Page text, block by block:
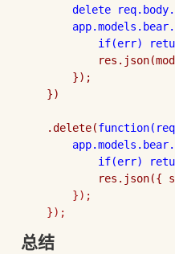
delete
if(err)
        });
    })
    .delete(
function
if(err)
res.json({
        });
总结